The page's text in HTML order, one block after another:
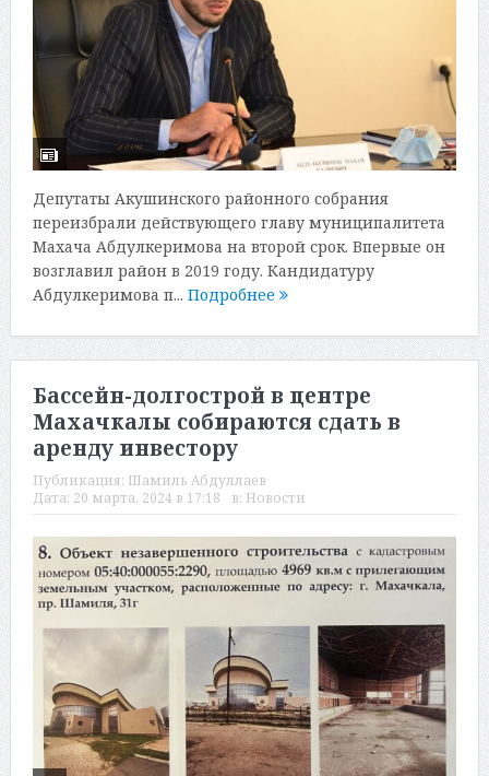
Депутаты Акушинского районного собрания
переизбрали действующего главу муниципалитета
Махача Абдулкеримова на второй срок. Впервые он
возглавил район в 2019 году. Кандидатуру
Абдулкеримова п... Подробнее
Бассейн-долгострой в центре
Махачкалы собираются сдать в
аренду инвестору
Публикация: Шамиль Абдуллаев
Дата: 20 марта, 2024 в 17:18 в: Новости